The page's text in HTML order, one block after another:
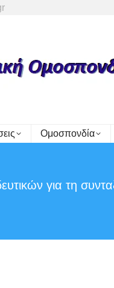
Ομοσπονδία
για τη